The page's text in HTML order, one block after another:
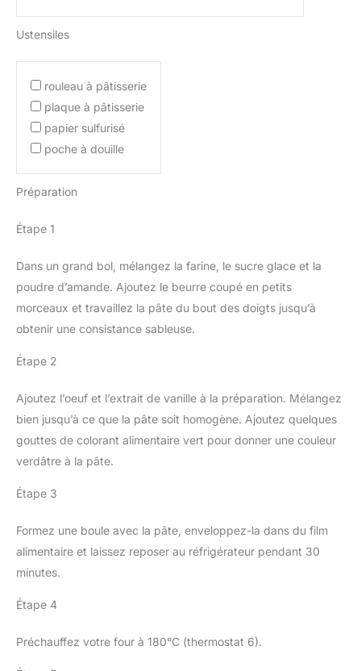
Ustensiles
rouleau à pâtisserie
plaque à pâtisserie
papier sulfurisé
poche à douille
Préparation
Étape 1
Dans un grand bol, mélangez la farine, le sucre glace et la
poudre d’amande. Ajoutez le beurre coupé en petits
morceaux et travaillez la pâte du bout des doigts jusqu’à
obtenir une consistance sableuse.
Étape 2
Ajoutez l’oeuf et l’extrait de vanille à la préparation. Mélangez
bien jusqu’à ce que la pâte soit homogène. Ajoutez quelques
gouttes de colorant alimentaire vert pour donner une couleur
verdâtre à la pâte.
Étape 3
Formez une boule avec la pâte, enveloppez-la dans du film
alimentaire et laissez reposer au réfrigérateur pendant 30
minutes.
Étape 4
Préchauffez votre four à 180°C (thermostat 6).